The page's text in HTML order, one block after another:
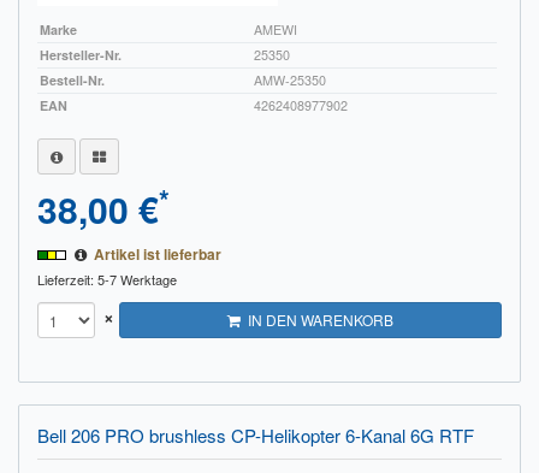
Marke
AMEWI
Hersteller-Nr.
25350
Bestell-Nr.
AMW-25350
EAN
4262408977902
38,00 €*
Artikel ist lieferbar
Lieferzeit: 5-7 Werktage
× IN DEN WARENKORB
Bell 206 PRO brushless CP-Helikopter 6-Kanal 6G RTF